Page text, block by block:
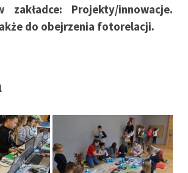
zakładce: Projekty/innowacje.
do obejrzenia fotorelacji.